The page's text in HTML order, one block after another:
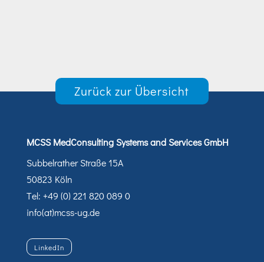
Zurück zur Übersicht
MCSS MedConsulting Systems and Services GmbH
Subbelrather Straße 15A
50823 Köln
Tel: +49 (0) 221 820 089 0
info(at)mcss-ug.de
LinkedIn